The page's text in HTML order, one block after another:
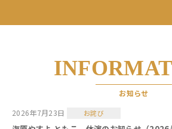
お知らせ
2026年7月23日
お詫び